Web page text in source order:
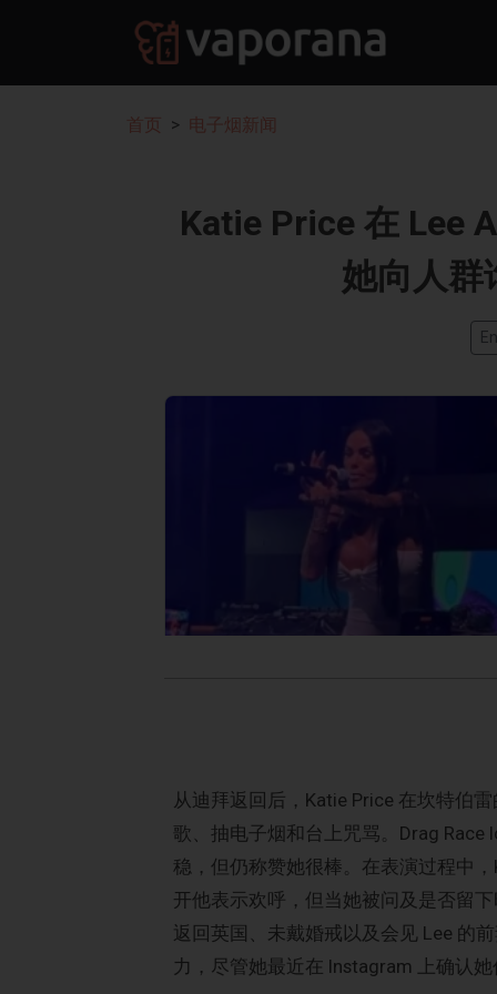
首页 电子烟新闻
Katie Price 在 Lee
她向人群
从迪拜返回后，Katie Price 在坎特伯
歌、抽电子烟和台上咒骂。Drag Race
稳，但仍称赞她很棒。在表演过程中
开他表示欢呼，但当她被问及是否留
返回英国、未戴婚戒以及会见 Lee 的
力，尽管她最近在 Instagram 上确认她